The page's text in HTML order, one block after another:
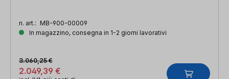
n. art.: MB-900-00009
In magazzino, consegna in 1-2 giorni lavorativi
2.049,39 €
3.060,25 €